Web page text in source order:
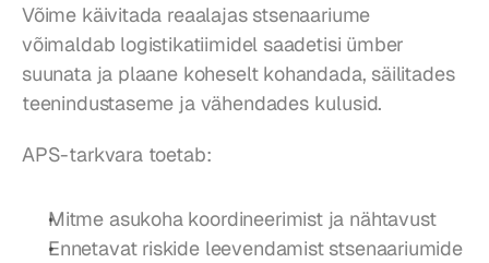
Võime käivitada reaalajas stsenaariume
võimaldab logistikatiimidel saadetisi ümber
suunata ja plaane koheselt kohandada, säilitades
teenindustaseme ja vähendades kulusid.
APS-tarkvara toetab:
Mitme asukoha koordineerimist ja nähtavust
Ennetavat riskide leevendamist stsenaariumide